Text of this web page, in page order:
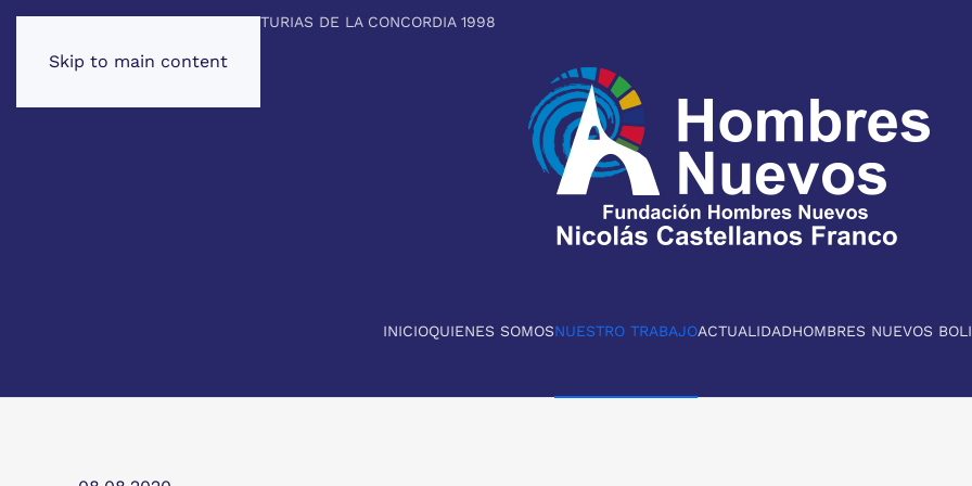
Skip to main content
PREMIO PRINCIPE DE ASTURIAS DE LA CONCORDIA 1998
INICIOQUIENES SOMOSNUESTRO TRABAJOACTUALIDADHOMBRES NUEVOS